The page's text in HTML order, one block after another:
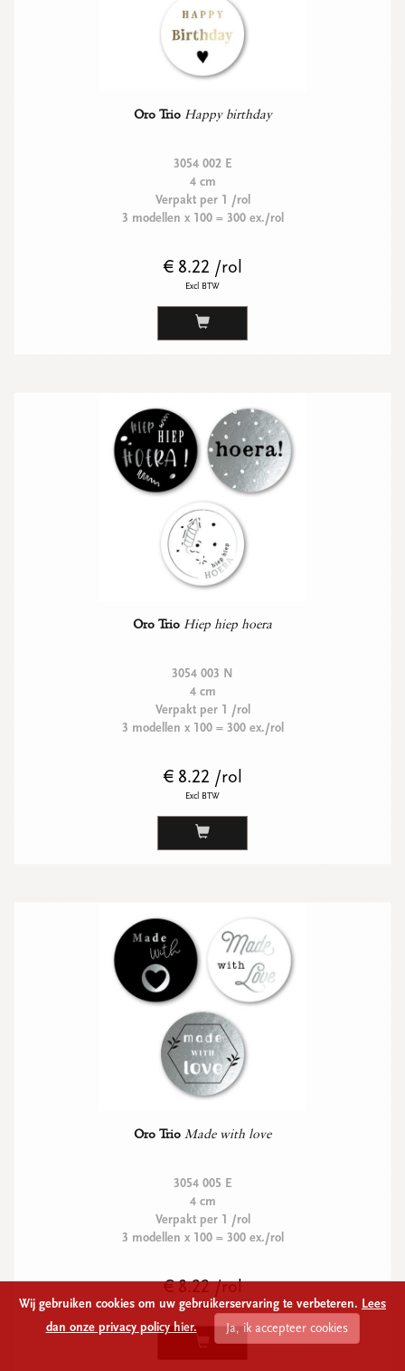
Oro Trio Happy birthday
3054 002 E
4 cm
Verpakt per 1 /rol
3 modellen x 100 = 300 ex./rol
€ 8.22 /rol
Excl BTW
Oro Trio Hiep hiep hoera
3054 003 N
4 cm
Verpakt per 1 /rol
3 modellen x 100 = 300 ex./rol
€ 8.22 /rol
Excl BTW
Oro Trio Made with love
3054 005 E
4 cm
Verpakt per 1 /rol
3 modellen x 100 = 300 ex./rol
€ 8.22 /rol
Excl BTW
Wij gebruiken cookies om uw gebruikerservaring te verbeteren. Lees
dan onze privacy policy hier.
Ja, ik accepteer cookies